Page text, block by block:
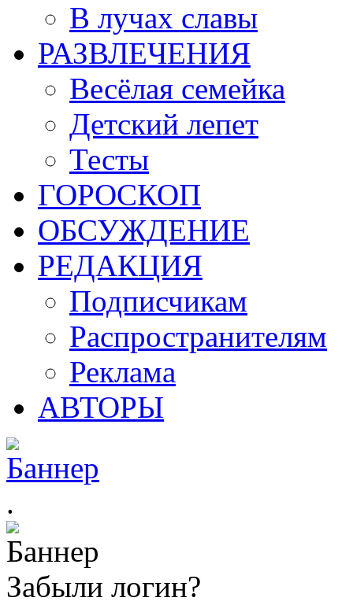
В лучах славы
РАЗВЛЕЧЕНИЯ
Весёлая семейка
Детский лепет
Тесты
ГОРОСКОП
ОБСУЖДЕНИЕ
РЕДАКЦИЯ
Подписчикам
Распространителям
Реклама
АВТОРЫ
.
Забыли логин?